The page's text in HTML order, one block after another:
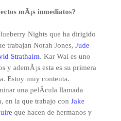
mÃ¡s inmediatos?
Nights que ha dirigido
trabajan Norah Jones, Jude
Strathairn. Kar Wai es uno
y ademÃ¡s esta es su primera
Estoy muy contenta.
una pelÃ­cula llamada
en la que trabajo con Jake
que hacen de hermanos y